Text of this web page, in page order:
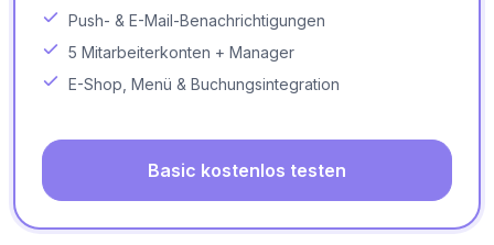
Push- & E-Mail-Benachrichtigungen
5 Mitarbeiterkonten + Manager
E-Shop, Menü & Buchungsintegration
Basic kostenlos testen